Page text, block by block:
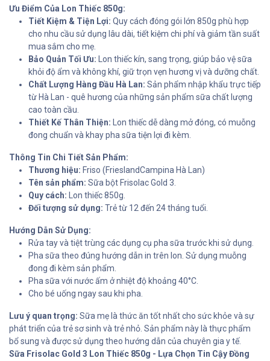
Ưu Điểm Của Lon Thiếc 850g:
Tiết Kiệm & Tiện Lợi: Quy cách đóng gói lớn 850g phù hợp
cho nhu cầu sử dụng lâu dài, tiết kiệm chi phí và giảm tần suất
mua sắm cho mẹ.
Bảo Quản Tối Ưu: Lon thiếc kín, sang trọng, giúp bảo vệ sữa
khỏi độ ẩm và không khí, giữ trọn vẹn hương vị và dưỡng chất.
Chất Lượng Hàng Đầu Hà Lan: Sản phẩm nhập khẩu trực tiếp
từ Hà Lan - quê hương của những sản phẩm sữa chất lượng
cao toàn cầu.
Thiết Kế Thân Thiện: Lon thiếc dễ dàng mở đóng, có muỗng
đong chuẩn và khay pha sữa tiện lợi đi kèm.
Thông Tin Chi Tiết Sản Phẩm:
Thương hiệu: Friso (FrieslandCampina Hà Lan)
Tên sản phẩm: Sữa bột Frisolac Gold 3.
Quy cách: Lon thiếc 850g.
Đối tượng sử dụng: Trẻ từ 12 đến 24 tháng tuổi.
Hướng Dẫn Sử Dụng:
Rửa tay và tiệt trùng các dụng cụ pha sữa trước khi sử dụng.
Pha sữa theo đúng hướng dẫn in trên lon. Sử dụng muỗng
đong đi kèm sản phẩm.
Pha sữa với nước ấm ở nhiệt độ khoảng 40°C.
Cho bé uống ngay sau khi pha.
Lưu ý quan trọng: Sữa mẹ là thức ăn tốt nhất cho sức khỏe và sự
phát triển của trẻ sơ sinh và trẻ nhỏ. Sản phẩm này là thực phẩm
bổ sung và được sử dụng theo hướng dẫn của chuyên gia y tế.
Sữa Frisolac Gold 3 Lon Thiếc 850g - Lựa Chọn Tin Cậy Đồng